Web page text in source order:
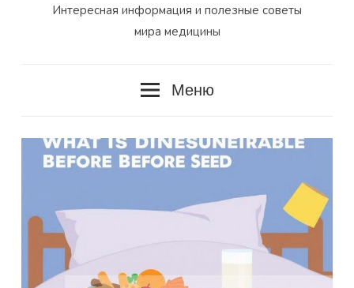
Интересная информация и полезные советы
мира медицины
Меню